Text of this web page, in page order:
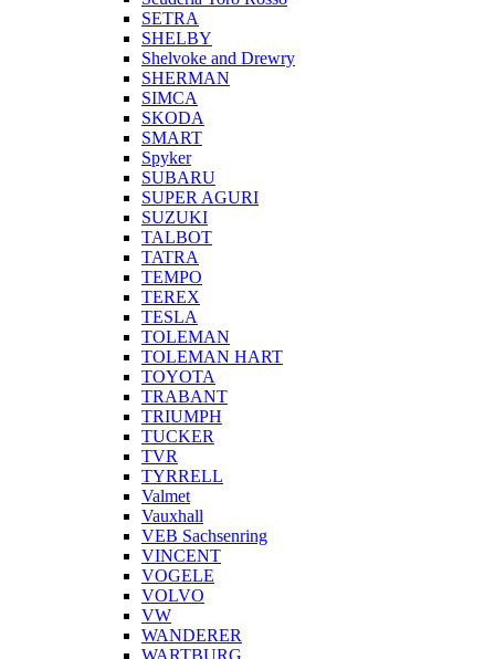
SETRA
SHELBY
Shelvoke and Drewry
SHERMAN
SIMCA
SKODA
SMART
Spyker
SUBARU
SUPER AGURI
SUZUKI
TALBOT
TATRA
TEMPO
TEREX
TESLA
TOLEMAN
TOLEMAN HART
TOYOTA
TRABANT
TRIUMPH
TUCKER
TVR
TYRRELL
Valmet
Vauxhall
VEB Sachsenring
VINCENT
VOGELE
VOLVO
VW
WANDERER